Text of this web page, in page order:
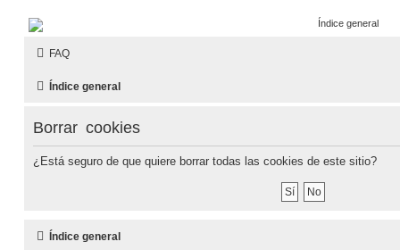
PARTIERON.CL
El primer foro hípico chileno
FAQ
Índice general
Borrar cookies
¿Está seguro de que quiere borrar todas las cookies de este sitio?
Índice general